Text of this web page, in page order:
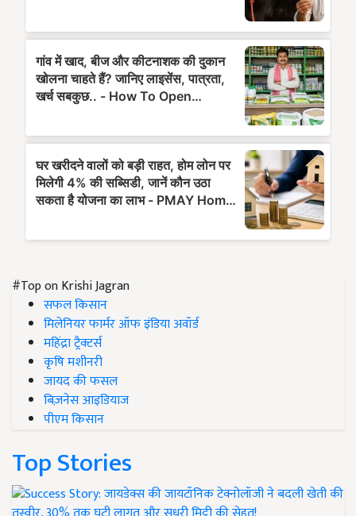
#Top on Krishi Jagran
सफल किसान
मिलेनियर फार्मर ऑफ इंडिया अवॉर्ड
महिंद्रा ट्रैक्टर्स
कृषि मशीनरी
जायद की फसल
बिज़नेस आइडियाज
पीएम किसान
Top Stories